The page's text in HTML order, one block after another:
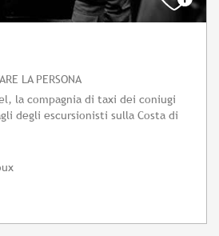
LA PERSONA
la compagnia di taxi dei coniugi
degli escursionisti sulla Costa di